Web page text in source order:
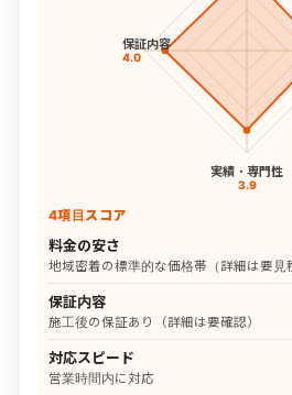
実績・専門性
3.9
保証内容
4.0
4項目スコア
料金の安さ
地域密着の標準的な価格帯（詳細は要見
保証内容
施工後の保証あり（詳細は要確認）
対応スピード
営業時間内に対応